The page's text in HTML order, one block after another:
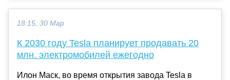
18:15, 30 Мар
К 2030 году Tesla планирует продавать 20
млн. электромобилей ежегодно
Илон Маск, во время открытия завода Tesla в